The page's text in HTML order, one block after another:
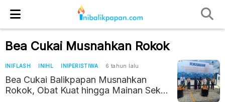
Bea Cukai Musnahkan Rokok
INIFLASH INIHL INIPERISTIWA 6 tahun lalu
Bea Cukai Balikpapan Musnahkan
Rokok, Obat Kuat hingga Mainan Seks